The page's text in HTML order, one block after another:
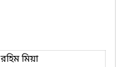
মিয়া